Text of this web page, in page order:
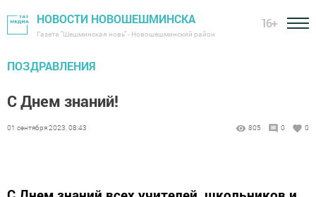
НОВОСТИ НОВОШЕШМИНСКА
Газета "Шешминская новь" - Новошешминский район
16+
ПОЗДРАВЛЕНИЯ
С Днем знаний!
01 сентября 2023, 08:43 805 0 0